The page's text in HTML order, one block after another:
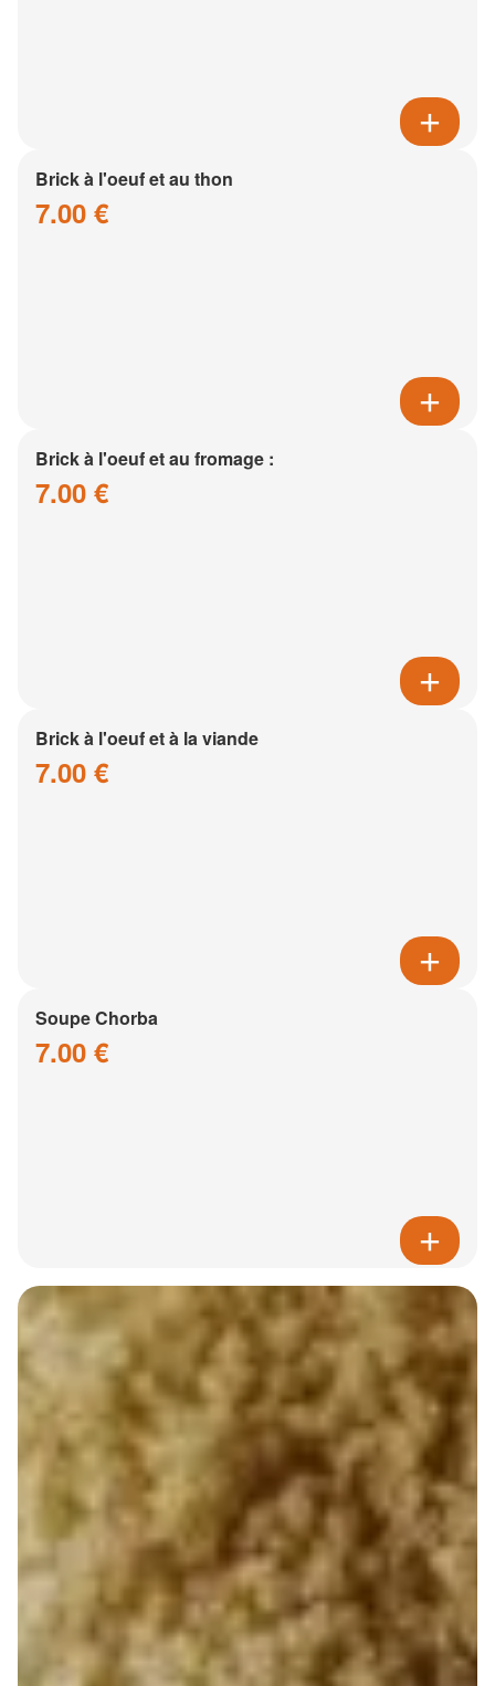
Brick à l'oeuf et au thon
7.00 €
Brick à l'oeuf et au fromage :
7.00 €
Brick à l'oeuf et à la viande
7.00 €
Soupe Chorba
7.00 €